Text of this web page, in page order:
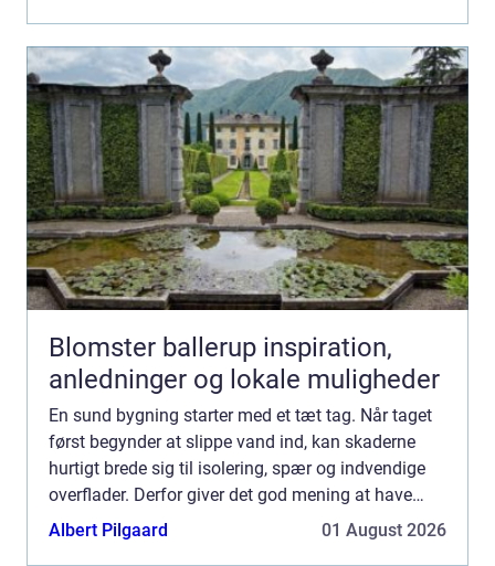
Blomster ballerup inspiration,
anledninger og lokale muligheder
En sund bygning starter med et tæt tag. Når taget
først begynder at slippe vand ind, kan skaderne
hurtigt brede sig til isolering, spær og indvendige
overflader. Derfor giver det god mening at have
fokus på Tagdækning Lund, uanset om du står
Albert Pilgaard 01 August 2026